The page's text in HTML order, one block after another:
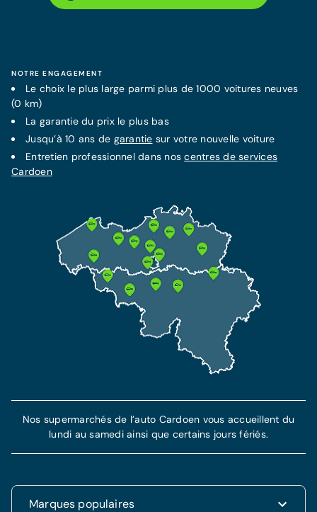
NOTRE ENGAGEMENT
Le choix le plus large parmi plus de 1000 voitures neuves
(0 km)
La garantiedu prix le plus bas
Jusqu’à 10 ans de garantie sur votre nouvelle voiture
Entretien professionnel dans noscentres de services
Cardoen
Marques populaires
Nos supermarchés de l’auto Cardoen vous accueillent du
lundi au samedi ainsi que certains jours fériés.